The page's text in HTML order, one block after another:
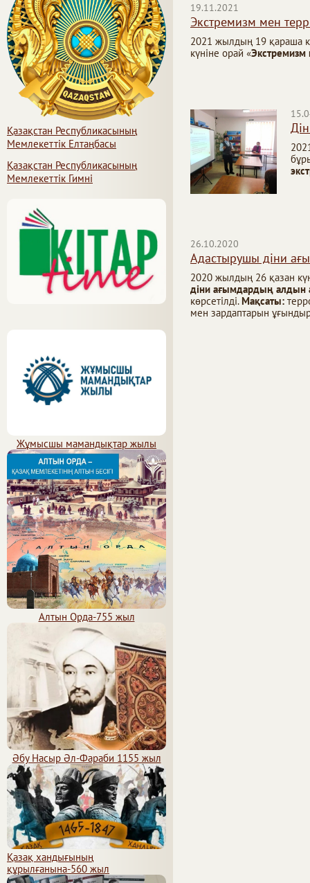
19.11.2021
Экстремизм мен
2021 жылдың 19 қараша
күніне орай «Экстремизм
26.10.2020
Адастырушы діни
2020 жылдың 26 қазан
діни ағымдардың алдын
көрсетілді. Мақсаты:
мен зардаптарын
Қазақстан Республикасының
Мемлекеттiк Елтаңбасы
Қазақстан Республикасының
Мемлекеттік Гимні
Жұмысшы мамандықтар жылы
Алтын Орда-755 жыл
Әбу Насыр Әл-Фараби 1155 жыл
Қазақ хандығының
құрылғанына-560 жыл